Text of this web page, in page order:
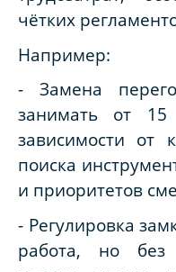
чётких
Например:
- Замена
занимать от
зависимости от
поиска
и приоритетов
- Регулировка
работа, но без